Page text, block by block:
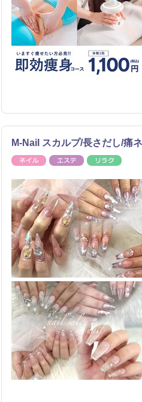
M-Nail スカルプ/長さだし/痛
ネイル エステ